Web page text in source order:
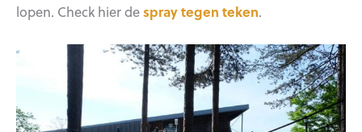
lopen. Check hier despray tegen teken.